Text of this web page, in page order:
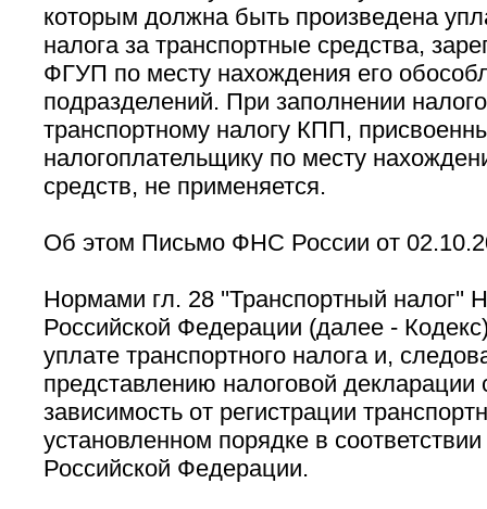
которым должна быть произведена
налога за транспортные средства,
ФГУП по месту нахождения его
подразделений. При заполнении
транспортному налогу КПП,
налогоплательщику по месту
средств, не применяется.
Об этом Письмо ФНС России от
Нормами гл. 28 ''Транспортный налог''
Российской Федерации (далее -
уплате транспортного налога и,
представлению налоговой декларации
зависимость от регистрации
установленном порядке в
Российской Федерации.